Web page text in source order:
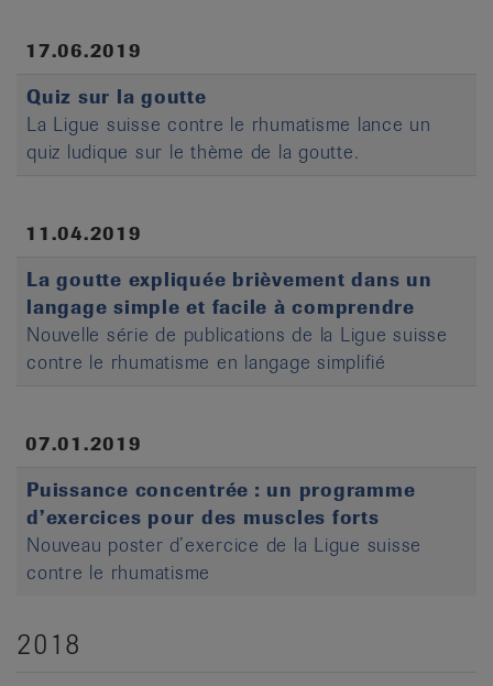
17.06.2019
Quiz sur la goutte
La Ligue suisse contre le rhumatisme lance un
quiz ludique sur le thème de la goutte.
11.04.2019
La goutte expliquée brièvement dans un
langage simple et facile à comprendre
Nouvelle série de publications de la Ligue suisse
contre le rhumatisme en langage simplifié
07.01.2019
Puissance concentrée : un programme
d’exercices pour des muscles forts
Nouveau poster d’exercice de la Ligue suisse
contre le rhumatisme
2018